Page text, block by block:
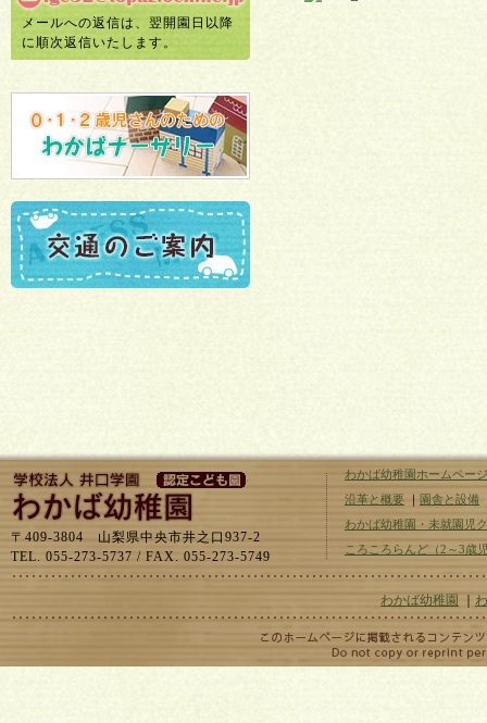
メールへの返信は、翌開園日以降
に順次返信いたします。
〒409-3804 山梨県中央市井之口937-2
TEL. 055-273-5737 / FAX. 055-273-5749
わかば幼稚園ホームペー
沿革と概要 ｜ 園舎と設備
わかば幼稚園・未就園児
ころころらんど（2～3歳
わかば幼稚園